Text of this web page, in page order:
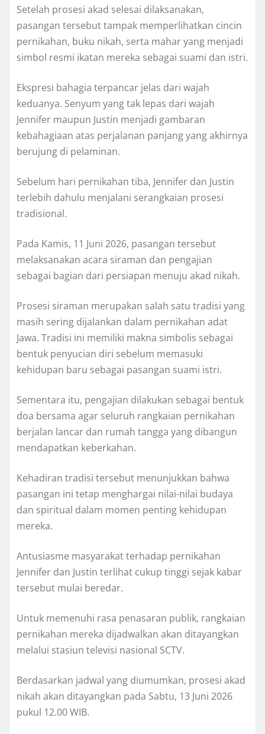
Setelah prosesi akad selesai dilaksanakan,
pasangan tersebut tampak memperlihatkan cincin
pernikahan, buku nikah, serta mahar yang menjadi
simbol resmi ikatan mereka sebagai suami dan istri.
Ekspresi bahagia terpancar jelas dari wajah
keduanya. Senyum yang tak lepas dari wajah
Jennifer maupun Justin menjadi gambaran
kebahagiaan atas perjalanan panjang yang akhirnya
berujung di pelaminan.
Sebelum hari pernikahan tiba, Jennifer dan Justin
terlebih dahulu menjalani serangkaian prosesi
tradisional.
Pada Kamis, 11 Juni 2026, pasangan tersebut
melaksanakan acara siraman dan pengajian
sebagai bagian dari persiapan menuju akad nikah.
Prosesi siraman merupakan salah satu tradisi yang
masih sering dijalankan dalam pernikahan adat
Jawa. Tradisi ini memiliki makna simbolis sebagai
bentuk penyucian diri sebelum memasuki
kehidupan baru sebagai pasangan suami istri.
Sementara itu, pengajian dilakukan sebagai bentuk
doa bersama agar seluruh rangkaian pernikahan
berjalan lancar dan rumah tangga yang dibangun
mendapatkan keberkahan.
Kehadiran tradisi tersebut menunjukkan bahwa
pasangan ini tetap menghargai nilai-nilai budaya
dan spiritual dalam momen penting kehidupan
mereka.
Antusiasme masyarakat terhadap pernikahan
Jennifer dan Justin terlihat cukup tinggi sejak kabar
tersebut mulai beredar.
Untuk memenuhi rasa penasaran publik, rangkaian
pernikahan mereka dijadwalkan akan ditayangkan
melalui stasiun televisi nasional SCTV.
Berdasarkan jadwal yang diumumkan, prosesi akad
nikah akan ditayangkan pada Sabtu, 13 Juni 2026
pukul 12.00 WIB.